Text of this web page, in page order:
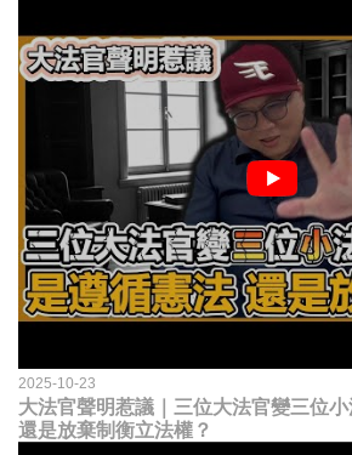
2025-10-23
大法官聲明惹議｜三位大法官變三位小
還是放棄制衡立法權？